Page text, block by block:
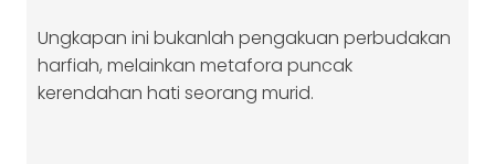
Ungkapan ini bukanlah pengakuan perbudakan
harfiah, melainkan metafora puncak
kerendahan hati seorang murid.